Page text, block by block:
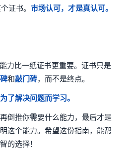
证书。市场认可，才是真认可。
力比一纸证书更重要。证书只是
和敲门砖，而不是终点。
了解决问题而学习。
倒推你需要什么能力，最后才是
这个能力。希望这份指南，能帮
的选择！